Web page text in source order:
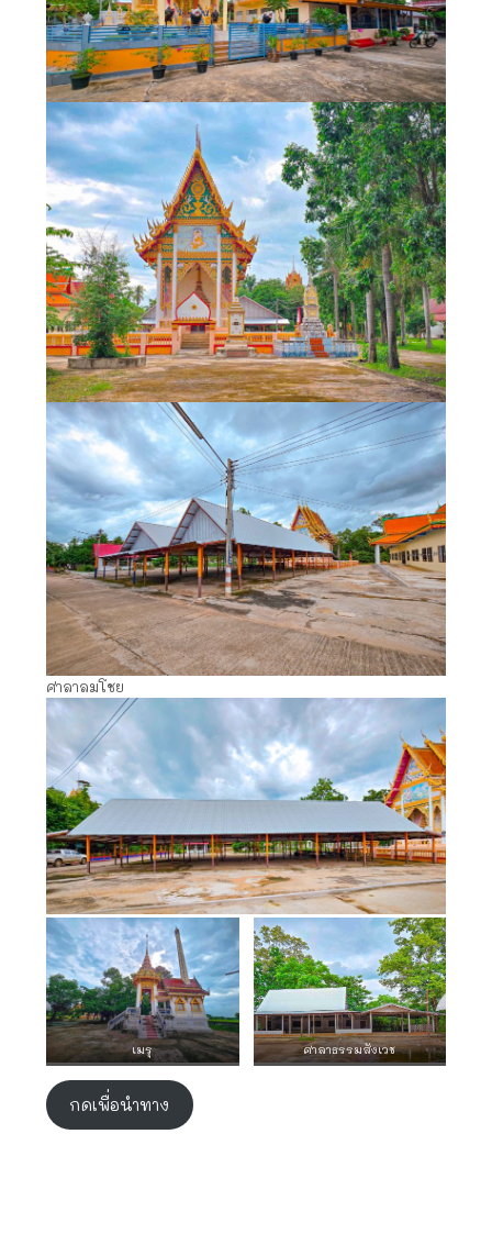
ศาลาลมโชย
เมรุ ศาลาธรรมสังเวช
กดเพื่อนำทาง